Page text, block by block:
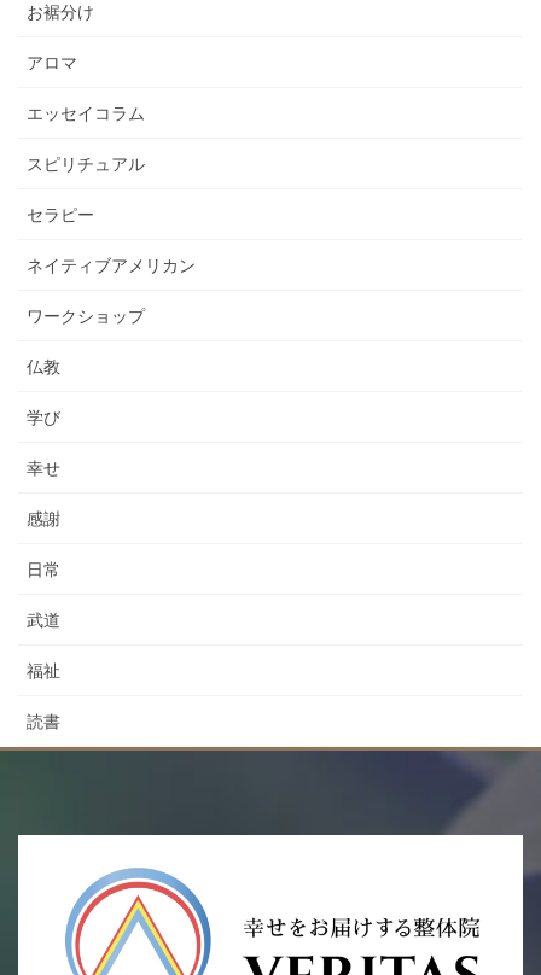
お裾分け
アロマ
エッセイコラム
スピリチュアル
セラピー
ネイティブアメリカン
ワークショップ
仏教
学び
幸せ
感謝
日常
武道
福祉
読書